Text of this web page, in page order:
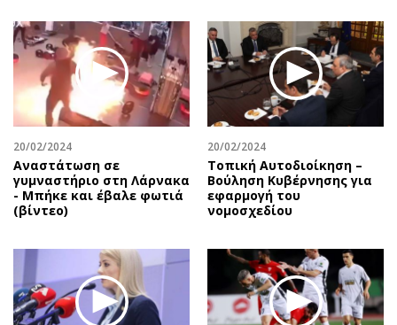
Χειρόγραφα
Επιστολές
20/02/2024
Αναστάτωση σε
γυμναστήριο στη Λάρνακα
- Μπήκε και έβαλε φωτιά
(βίντεο)
20/02/2024
Τοπική Αυτοδιοίκηση –
Βούληση Κυβέρνησης για
εφαρμογή του
νομοσχεδίου